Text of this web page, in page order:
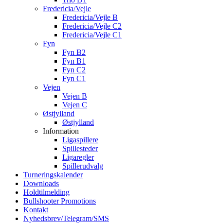
Fredericia/Vejle
Fredericia/Vejle B
Fredericia/Vejle C2
Fredericia/Vejle C1
Fyn
Fyn B2
Fyn B1
Fyn C2
Fyn C1
Vejen
Vejen B
Vejen C
Østjylland
Østjylland
Information
Ligaspillere
Spillesteder
Ligaregler
Spillerudvalg
Turneringskalender
Downloads
Holdtilmelding
Bullshooter Promotions
Kontakt
Nyhedsbrev/Telegram/SMS